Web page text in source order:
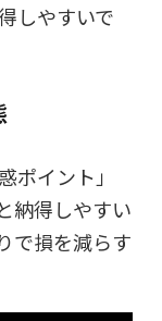
しやすいで
ポイント」
納得しやすい
で損を減らす